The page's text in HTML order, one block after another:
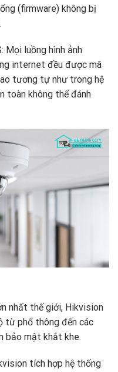
(firmware) không bị
Mọi luồng hình ảnh
internet đều được mã
tương tự như trong hệ
toàn không thể đánh
nhất thế giới, Hikvision
từ phổ thông đến các
bảo mật khắt khe.
tích hợp hệ thống